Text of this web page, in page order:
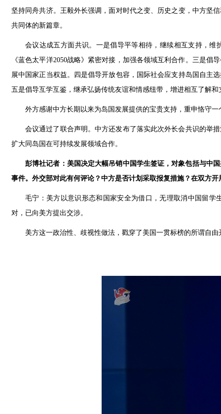
坚持同舟共济。王毅外长强调，面对时代之变、历史之变，中方坚
共同体的新篇章。
会议达成五方面共识。一是倡导平等相待，继续相互支持，
《蓝色太平洋2050战略》紧密对接，加强各领域互利合作。三是
展中国家正当权益。四是倡导开放包容，国际社会应支持岛国自主
五是倡导互学互鉴，继承弘扬传统友谊和情感纽带，增进相互了解
外方感谢中方长期以来为岛国发展提供的宝贵支持，重申恪守
会议通过了联合声明。中方还发布了落实此次外长会共识的举
扩大同岛国在可持续发展领域合作。
彭博社记者：美国决定大幅吊销中国学生签证，对象包括与中
事件。外交部对此有何评论？中方是否计划采取报复措施？在双方
毛宁：美方以意识形态和国家安全为借口，无理取消中国留
对，已向美方提出交涉。
美方这一政治性、歧视性做法，戳穿了美国一贯标榜的所谓自